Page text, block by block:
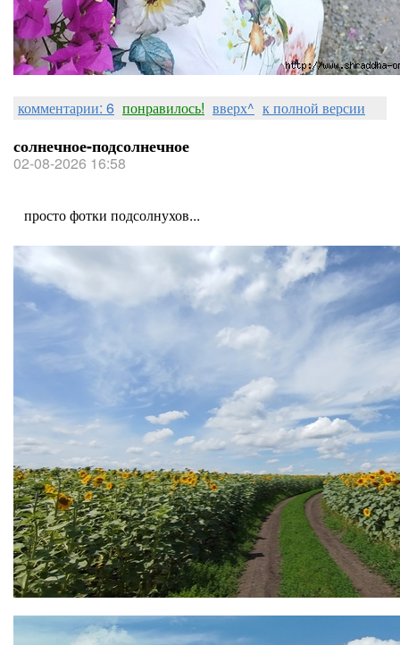
комментарии: 6 понравилось! вверх^ к полной версии
солнечное-подсолнечное
02-08-2026 16:58
просто фотки подсолнухов...